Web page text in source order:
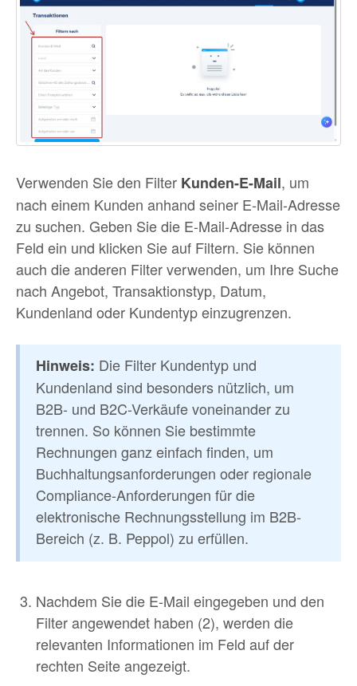
Verwenden Sie den Filter Kunden-E-Mail, um
nach einem Kunden anhand seiner E-Mail-Adresse
zu suchen. Geben Sie die E-Mail-Adresse in das
Feld ein und klicken Sie auf Filtern. Sie können
auch die anderen Filter verwenden, um Ihre Suche
nach Angebot, Transaktionstyp, Datum,
Kundenland oder Kundentyp einzugrenzen.
Hinweis: Die Filter Kundentyp und
Kundenland sind besonders nützlich, um
B2B- und B2C-Verkäufe voneinander zu
trennen. So können Sie bestimmte
Rechnungen ganz einfach finden, um
Buchhaltungsanforderungen oder regionale
Compliance-Anforderungen für die
elektronische Rechnungsstellung im B2B-
Bereich (z. B. Peppol) zu erfüllen.
Nachdem Sie die E-Mail eingegeben und den
Filter angewendet haben (2), werden die
relevanten Informationen im Feld auf der
rechten Seite angezeigt.